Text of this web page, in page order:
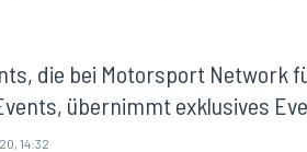
die bei Motorsport Network
übernimmt exklusives
14:32